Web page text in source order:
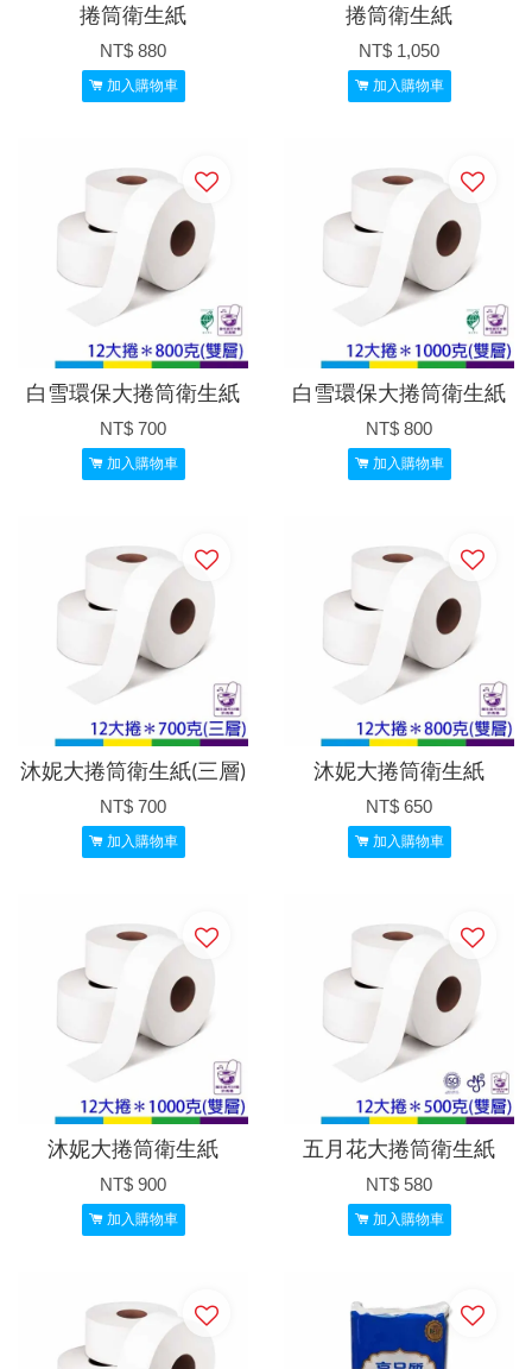
捲筒衛生紙
NT$ 880
加入購物車
捲筒衛生紙
NT$ 1,050
加入購物車
白雪環保大捲筒衛生紙
NT$ 700
加入購物車
白雪環保大捲筒衛生紙
NT$ 800
加入購物車
沐妮大捲筒衛生紙(三層)
NT$ 700
加入購物車
沐妮大捲筒衛生紙
NT$ 650
加入購物車
沐妮大捲筒衛生紙
NT$ 900
加入購物車
五月花大捲筒衛生紙
NT$ 580
加入購物車